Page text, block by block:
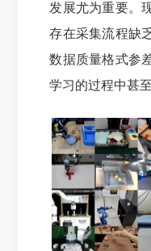
发展尤为重要。
存在采集流程缺
数据质量格式参
学习的过程中甚